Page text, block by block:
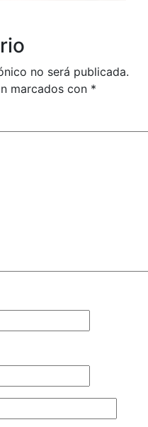
no será publicada.
marcados con *